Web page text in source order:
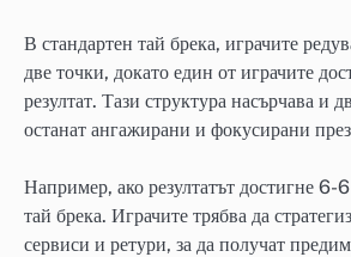
В стандартен тай брека, играчите
две точки, докато един от играчите
резултат. Тази структура насърчава и
останат ангажирани и фокусирани
Например, ако резултатът достигне 6-
тай брека. Играчите трябва да
сервиси и ретури, за да получат